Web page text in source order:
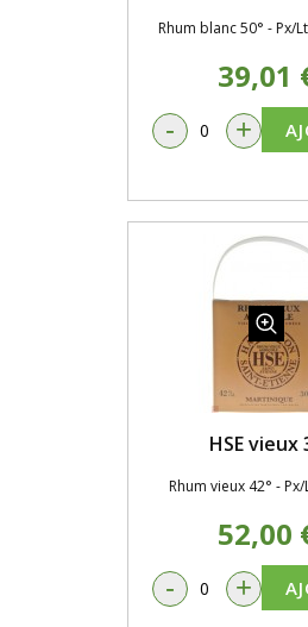
Rhum blanc 50° - Px/
39,01
- +
HSE vieux
Rhum vieux 42° -
52,00
- +